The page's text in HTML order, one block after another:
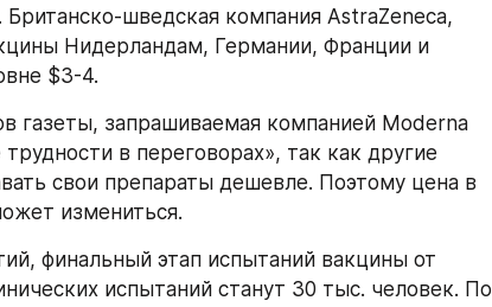
Британско-шведская компания AstraZeneca,
Нидерландам, Германии, Франции и
$3-4.
газеты, запрашиваемая компанией Moderna
в переговорах», так как другие
свои препараты дешевле. Поэтому цена в
измениться.
финальный этап испытаний вакцины от
испытаний станут 30 тыс. человек. По